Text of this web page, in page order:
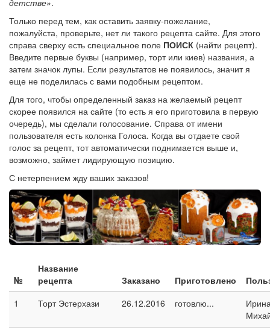
Только перед тем, как оставить заявку-пожелание,
пожалуйста, проверьте, нет ли такого рецепта сайте. Для этого
справа сверху есть специальное поле ПОИСК (найти рецепт).
Введите первые буквы (например, торт или киев) названия, а
затем значок лупы. Если результатов не появилось, значит я
еще не поделилась с вами подобным рецептом.
Для того, чтобы определенный заказ на желаемый рецепт
скорее появился на сайте (то есть я его приготовила в первую
очередь), мы сделали голосование. Справа от имени
пользователя есть колонка Голоса. Когда вы отдаете свой
голос за рецепт, тот автоматически поднимается выше и,
возможно, займет лидирующую позицию.
С нетерпением жду ваших заказов!
№
Название
рецепта
Заказано Приготовлено
1
Торт Эстерхази 26.12.2016 готовлю...